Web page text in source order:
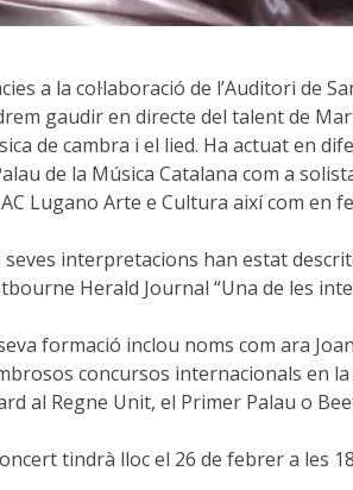
a la col·laboració de l’Auditori de
gaudir en directe del talent de
de cambra i el lied. Ha actuat en
de la Música Catalana com a
Lugano Arte e Cultura així com en
seves interpretacions han estat
Herald Journal “Una de les
formació inclou noms com ara
concursos internacionals en
al Regne Unit, el Primer Palau o
tindrà lloc el 26 de febrer a les